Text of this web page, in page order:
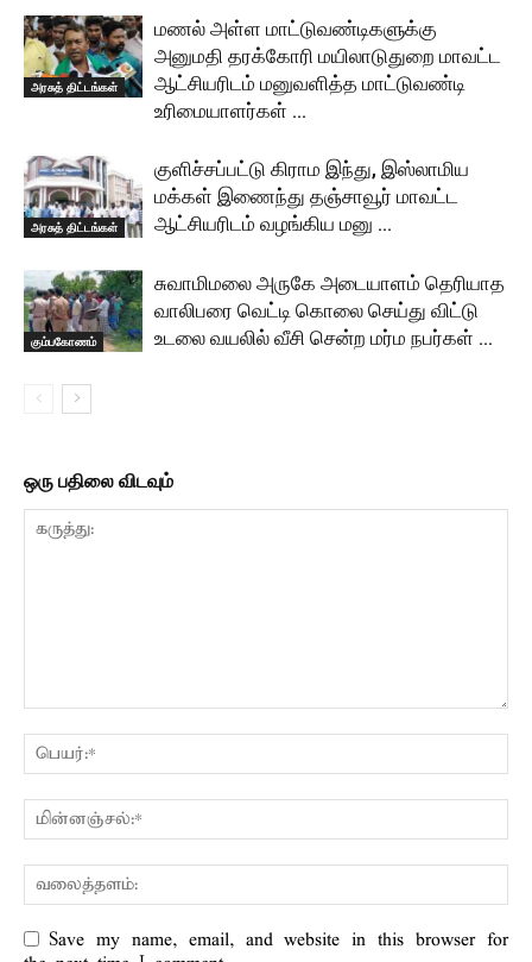
அரசுத் திட்டங்கள்
மணல் அள்ள மாட்டுவண்டிகளுக்கு
அனுமதி தரக்கோரி மயிலாடுதுறை மாவட்ட
ஆட்சியரிடம் மனுவளித்த மாட்டுவண்டி
உரிமையாளர்கள் …
அரசுத் திட்டங்கள்
குளிச்சப்பட்டு கிராம இந்து, இஸ்லாமிய
மக்கள் இணைந்து தஞ்சாவூர் மாவட்ட
ஆட்சியரிடம் வழங்கிய மனு …
கும்பகோணம்
சுவாமிமலை அருகே அடையாளம் தெரியாத
வாலிபரை வெட்டி கொலை செய்து விட்டு
உடலை வயலில் வீசி சென்ற மர்ம நபர்கள் …
ஒரு பதிலை விடவும்
Save my name, email, and website in this browser for